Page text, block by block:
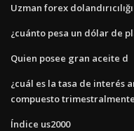
Uzman forex dolandırıcılığı
¿cuánto pesa un dólar de
Quien posee gran aceite d
¿cuál es la tasa de interés
compuesto trimestralmente_
Índice us2000